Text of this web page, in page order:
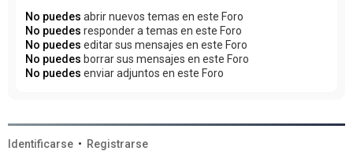
No puedes abrir nuevos temas en este Foro
No puedes responder a temas en este Foro
No puedes editar sus mensajes en este Foro
No puedes borrar sus mensajes en este Foro
No puedes enviar adjuntos en este Foro
Identificarse • Registrarse